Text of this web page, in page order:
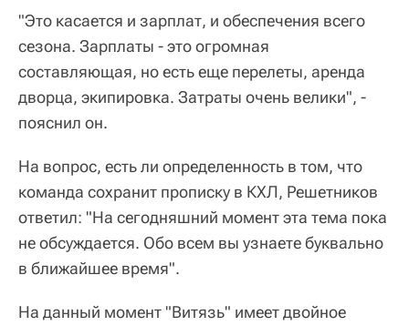
"Это касается и зарплат, и обеспечения всего
сезона. Зарплаты - это огромная
составляющая, но есть еще перелеты, аренда
дворца, экипировка. Затраты очень велики", -
пояснил он.
На вопрос, есть ли определенность в том, что
команда сохранит прописку в КХЛ, Решетников
ответил: "На сегодняшний момент эта тема пока
не обсуждается. Обо всем вы узнаете буквально
в ближайшее время".
На данный момент "Витязь" имеет двойное